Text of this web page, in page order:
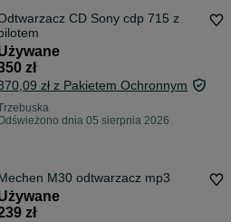
CD Sony cdp 715 z
zł
zł z Pakietem Ochronnym
dnia 05 sierpnia 2026
M30 odtwarzacz mp3
zł